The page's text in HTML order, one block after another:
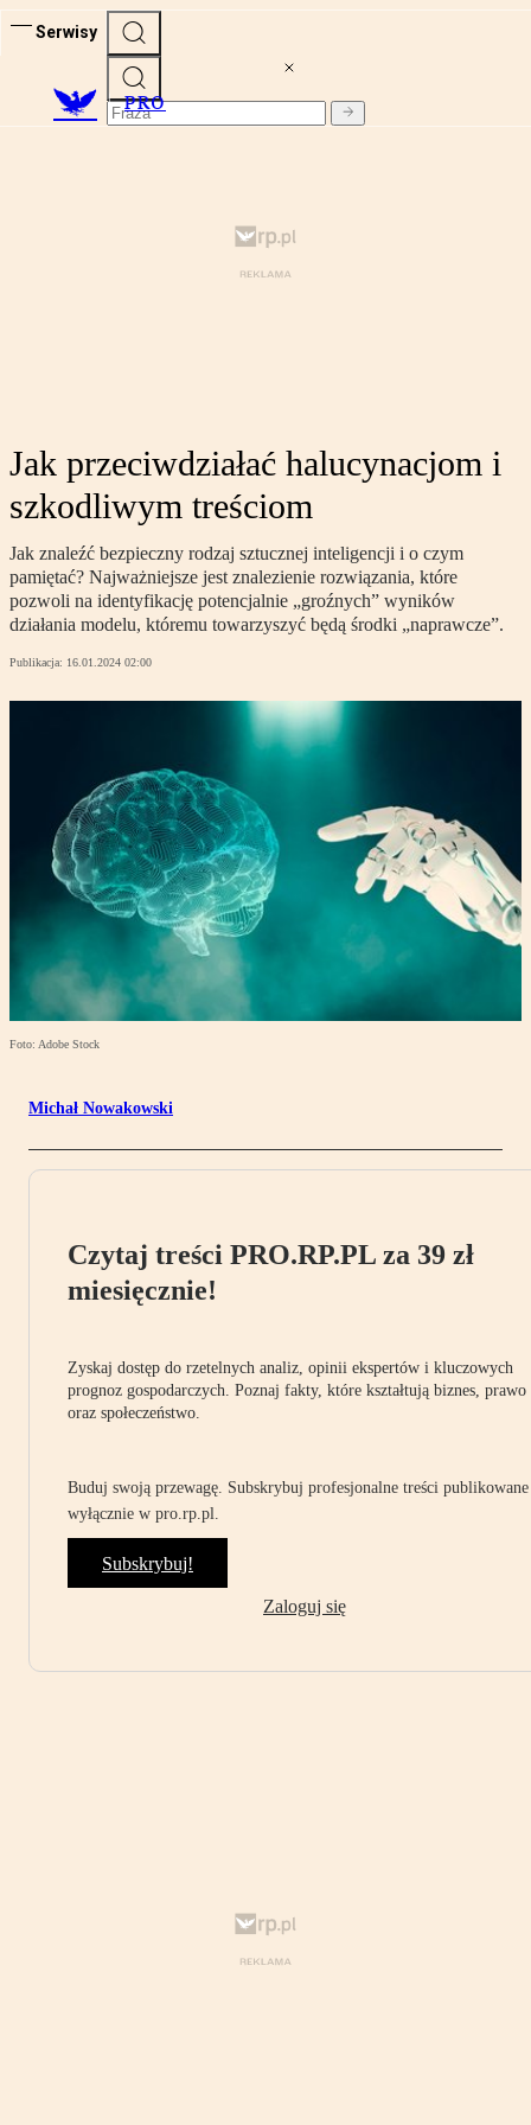
Serwisy
PRO
Jak przeciwdziałać halucynacjom i
szkodliwym treściom
Jak znaleźć bezpieczny rodzaj sztucznej inteligencji i o czym
pamiętać? Najważniejsze jest znalezienie rozwiązania, które
pozwoli na identyfikację potencjalnie „groźnych” wyników
działania modelu, któremu towarzyszyć będą środki „naprawcze”.
Publikacja: 16.01.2024 02:00
Foto: Adobe Stock
Michał Nowakowski
Czytaj treści PRO.RP.PL za 39 zł
miesięcznie!
Zyskaj dostęp do rzetelnych analiz, opinii ekspertów i kluczowych
prognoz gospodarczych. Poznaj fakty, które kształtują biznes, prawo
oraz społeczeństwo.
Buduj swoją przewagę. Subskrybuj profesjonalne treści publikowane
wyłącznie w pro.rp.pl.
Subskrybuj!
Zaloguj się